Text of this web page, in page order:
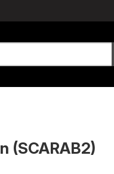
(SCARAB2)